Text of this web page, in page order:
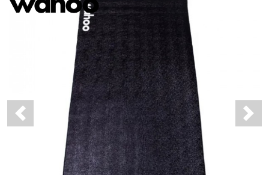
Previous Next